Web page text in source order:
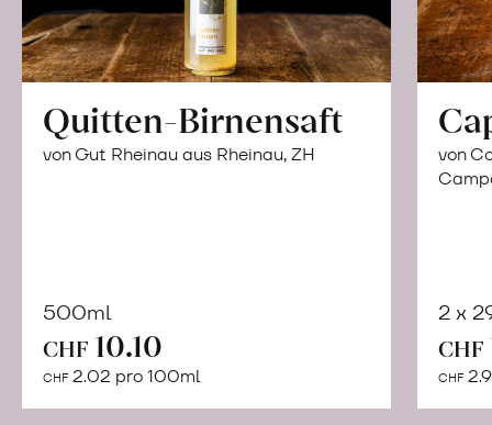
Quitten-Birnensaft
von Gut Rheinau aus Rheinau, ZH
500ml
CHF 10.10
CHF 2.02 pro 100ml
Warenkorb
von
2 x
CHF
CHF